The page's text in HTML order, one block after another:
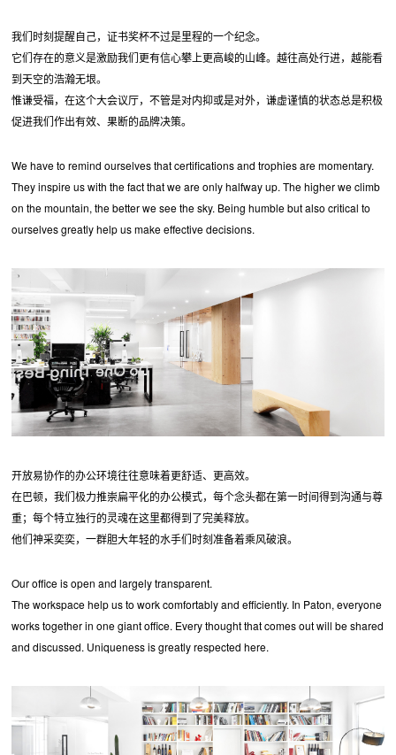
我们时刻提醒自己，证书奖杯不过是里程的一个纪念。
它们存在的意义是激励我们更有信心攀上更高峻的山峰。越往高处行进，越能看
到天空的浩瀚无垠。
惟谦受福，在这个大会议厅，不管是对内抑或是对外，谦虚谨慎的状态总是积极
促进我们作出有效、果断的品牌决策。
We have to remind ourselves that certifications and trophies are momentary.
They inspire us with the fact that we are only halfway up. The higher we climb
on the mountain, the better we see the sky. Being humble but also critical to
ourselves greatly help us make effective decisions.
开放易协作的办公环境往往意味着更舒适、更高效。
在巴顿，我们极力推崇扁平化的办公模式，每个念头都在第一时间得到沟通与尊
重；每个特立独行的灵魂在这里都得到了完美释放。
他们神采奕奕，一群胆大年轻的水手们时刻准备着乘风破浪。
Our office is open and largely transparent.
The workspace help us to work comfortably and efficiently. In Paton, everyone
works together in one giant office. Every thought that comes out will be shared
and discussed. Uniqueness is greatly respected here.